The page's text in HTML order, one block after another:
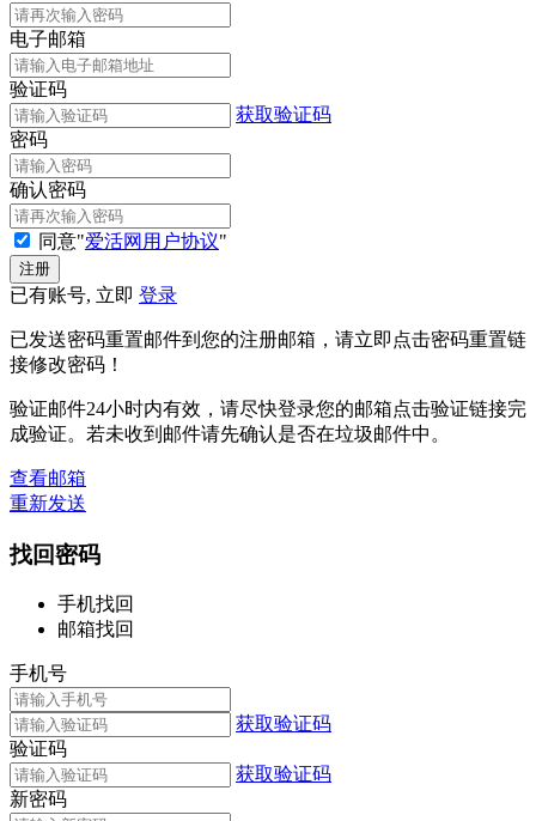
电子邮箱
验证码
获取验证码
密码
确认密码
同意"爱活网用户协议"
已有账号, 立即 登录
已发送密码重置邮件到您的注册邮箱，请立即点击密码重置链
接修改密码！
验证邮件24小时内有效，请尽快登录您的邮箱点击验证链接完
成验证。若未收到邮件请先确认是否在垃圾邮件中。
查看邮箱
重新发送
找回密码
手机找回
邮箱找回
手机号
获取验证码
验证码
获取验证码
新密码